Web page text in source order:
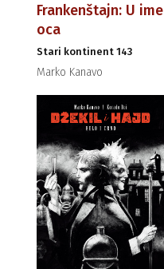
Frankenštajn: U ime
oca
Stari kontinent 143
Marko Kanavo